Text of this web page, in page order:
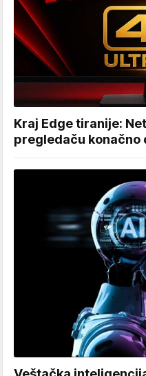
Kraj Edge tiranije:
pregledaču konačno